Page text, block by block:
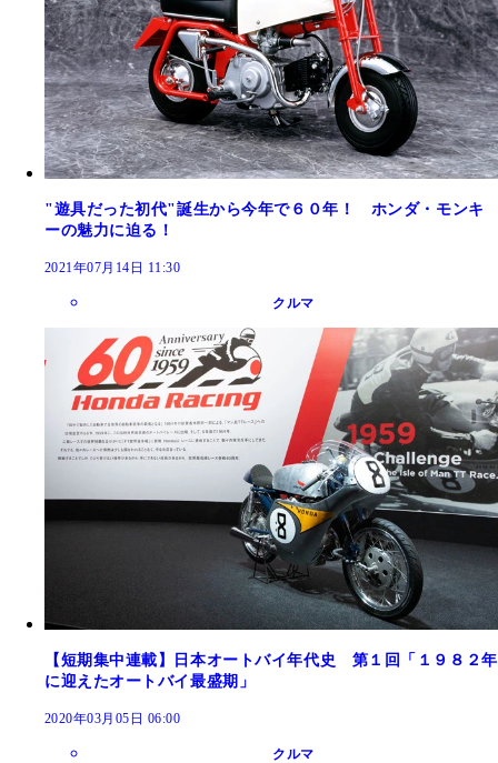
"遊具だった初代"誕生から今年で６０年！ ホンダ・モンキ
ーの魅力に迫る！
2021年07月14日 11:30
クルマ
【短期集中連載】日本オートバイ年代史 第１回「１９８２年
に迎えたオートバイ最盛期」
2020年03月05日 06:00
クルマ